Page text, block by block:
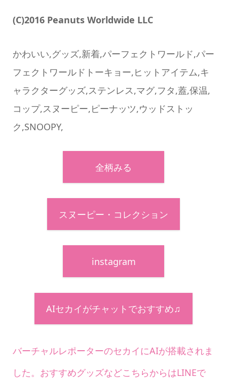
(C)2016 Peanuts Worldwide LLC
かわいい,グッズ,新着,パーフェクトワールド,パー
フェクトワールドトーキョー,ヒットアイテム,キ
ャラクターグッズ,ステンレス,マグ,フタ,蓋,保温,
コップ,スヌーピー,ピーナッツ,ウッドストッ
ク,SNOOPY,
全柄みる
スヌーピー・コレクション
instagram
AIセカイがチャットでおすすめ♫
バーチャルレポーターのセカイにAIが搭載されま
した。おすすめグッズなどこちらからはLINEで